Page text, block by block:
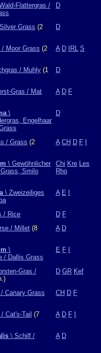
Flattergras /
D
Grass (2
D
Moor Grass (2
A D IRL S
/ Muhly (1
D
Gras / Mat
A D F
\
Engelhaar
D
/ Grass (2
A CH D F
\ Gewöhnlicher
Smilo
Chi Kre Les
Rho
\ Zweizeiliges
A E
/ Rice D F
/ Millet (8
A D
\
/ Dallis Grass
E F
Gras /
D GR Kef
Canary Grass
CH D F
Cat's-Tail (7
A D F
\ Schilf /
A D